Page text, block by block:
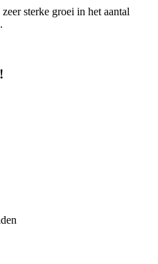
sterke groei in het aantal